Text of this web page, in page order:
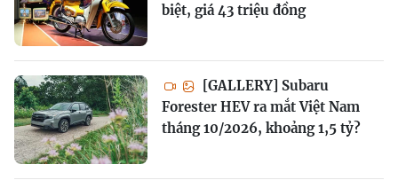
biệt, giá 43 triệu đồng
[GALLERY] Subaru
Forester HEV ra mắt Việt Nam
tháng 10/2026, khoảng 1,5 tỷ?